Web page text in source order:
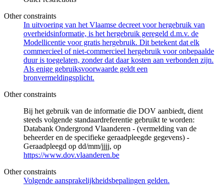
Other constraints
In uitvoering van het Vlaamse decreet voor hergebruik van
overheidsinformatie, is het hergebruik geregeld d.m.v. de
Modellicentie voor gratis hergebruik. Dit betekent dat elk
commercieel of niet-commercieel hergebruik voor onbepaalde
duur is toegelaten, zonder dat daar kosten aan verbonden zijn.
Als enige gebruiksvoorwaarde geldt een
bronvermeldingsplicht.
Other constraints
Bij het gebruik van de informatie die DOV aanbiedt, dient
steeds volgende standaardreferentie gebruikt te worden:
Databank Ondergrond Vlaanderen - (vermelding van de
beheerder en de specifieke geraadpleegde gegevens) -
Geraadpleegd op dd/mm/jjjj, op
https://www.dov.vlaanderen.be
Other constraints
Volgende aansprakelijkheidsbepalingen gelden.